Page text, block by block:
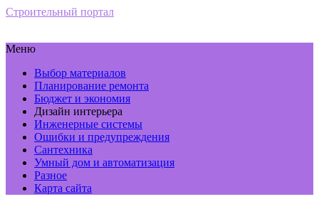
Строительный портал
Меню
Выбор материалов
Планирование ремонта
Бюджет и экономия
Дизайн интерьера
Инженерные системы
Ошибки и предупреждения
Сантехника
Умный дом и автоматизация
Разное
Карта сайта